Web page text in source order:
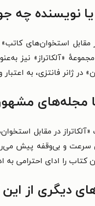
نویسنده چه
«آلکاتراز» نیز
در ژانر فانتزی، به
یا مجله‌های
در مقابل
سرعت و بی‌وقفه پیش
دیگری از